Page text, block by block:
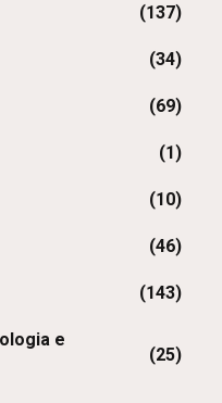
(137)
(34)
(69)
(1)
(10)
(46)
(143)
e
(25)